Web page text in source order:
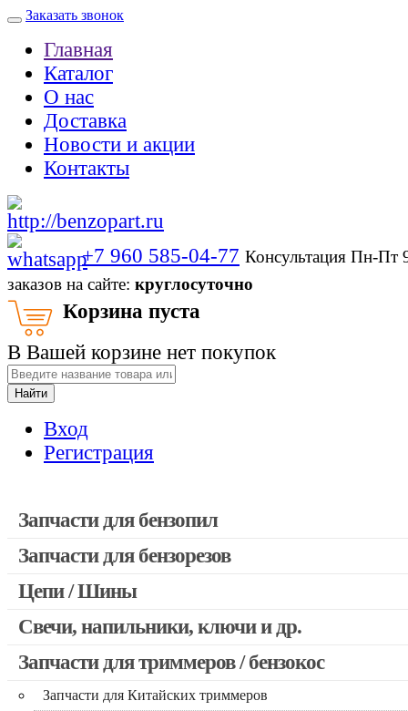
Заказать звонок
Главная
Каталог
О нас
Доставка
Новости и акции
Контакты
+7 960 585-04-77 Консультация Пн-
заказов на сайте: круглосуточно
Корзина пуста
В Вашей корзине нет покупок
Найти
Вход
Регистрация
Запчасти для бензопил
Запчасти для бензопил Stihl
Запчасти для бензопил Husqvarna, Partner
Запчасти для бензопил Oleo-mac, Echo и др.
Запчасти для бензорезов
Цепи / Шины
Свечи, напильники, ключи и др.
Запчасти для триммеров / бензокос
Запчасти для Китайских триммеров